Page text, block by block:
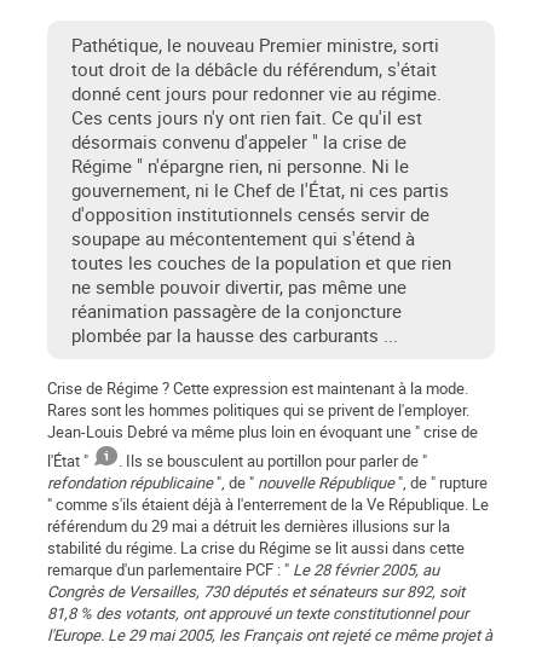
Pathétique, le nouveau Premier ministre, sorti
tout droit de la débâcle du référendum, s'était
donné cent jours pour redonner vie au régime.
Ces cents jours n'y ont rien fait. Ce qu'il est
désormais convenu d'appeler " la crise de
Régime " n'épargne rien, ni personne. Ni le
gouvernement, ni le Chef de l'État, ni ces partis
d'opposition institutionnels censés servir de
soupape au mécontentement qui s'étend à
toutes les couches de la population et que rien
ne semble pouvoir divertir, pas même une
réanimation passagère de la conjoncture
plombée par la hausse des carburants ...
Crise de Régime ? Cette expression est maintenant à la mode.
Rares sont les hommes politiques qui se privent de l'employer.
Jean-Louis Debré va même plus loin en évoquant une " crise de
l'État "
. Ils se bousculent au portillon pour parler de "
refondation républicaine", de " nouvelle République", de " rupture
" comme s'ils étaient déjà à l'enterrement de la Ve République. Le
référendum du 29 mai a détruit les dernières illusions sur la
stabilité du régime. La crise du Régime se lit aussi dans cette
remarque d'un parlementaire PCF : " Le 28 février 2005, au
Congrès de Versailles, 730 députés et sénateurs sur 892, soit
81,8 % des votants, ont approuvé un texte constitutionnel pour
l'Europe. Le 29 mai 2005, les Français ont rejeté ce même projet à